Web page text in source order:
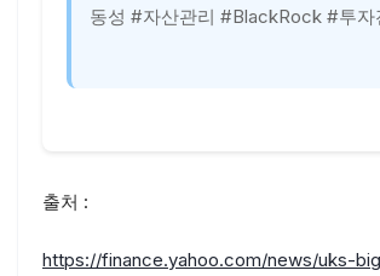
동성 #자산관리 #BlackRock #투자
출처 :
https://finance.yahoo.com/news/uks-